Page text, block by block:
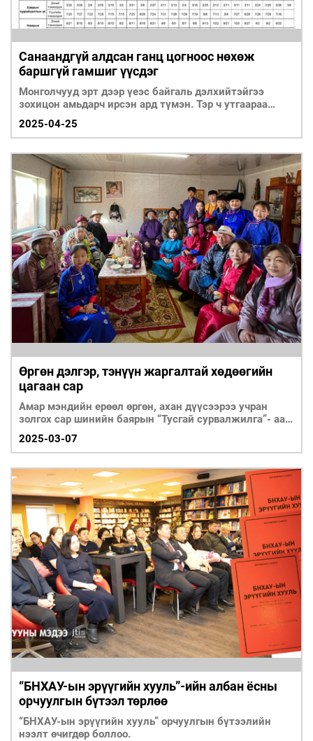
Санаандгүй алдсан ганц цогноос нөхөж
баршгүй гамшиг үүсдэг
Монголчууд эрт дээр үеэс байгаль дэлхийтэйгээ
зохицон амьдарч ирсэн ард түмэн. Тэр ч утгаараа
“байгаль ээж”
2025-04-25
Өргөн дэлгэр, тэнүүн жаргалтай хөдөөгийн
цагаан сар
Амар мэндийн ерөөл өргөн, ахан дүүсээрээ учран
золгох сар шинийн баярын “Тусгай сурвалжилга”- аа
Архангай аймгийн Жаргалант сумын
Ч.Чулуунхүүгийнхээс бэлтгэлээ.
2025-03-07
“БНХАУ-ын эрүүгийн хууль”-ийн албан ёсны
орчуулгын бүтээл төрлөө
“БНХАУ-ын эрүүгийн хууль” орчуулгын бүтээлийн
нээлт өчигдөр боллоо.